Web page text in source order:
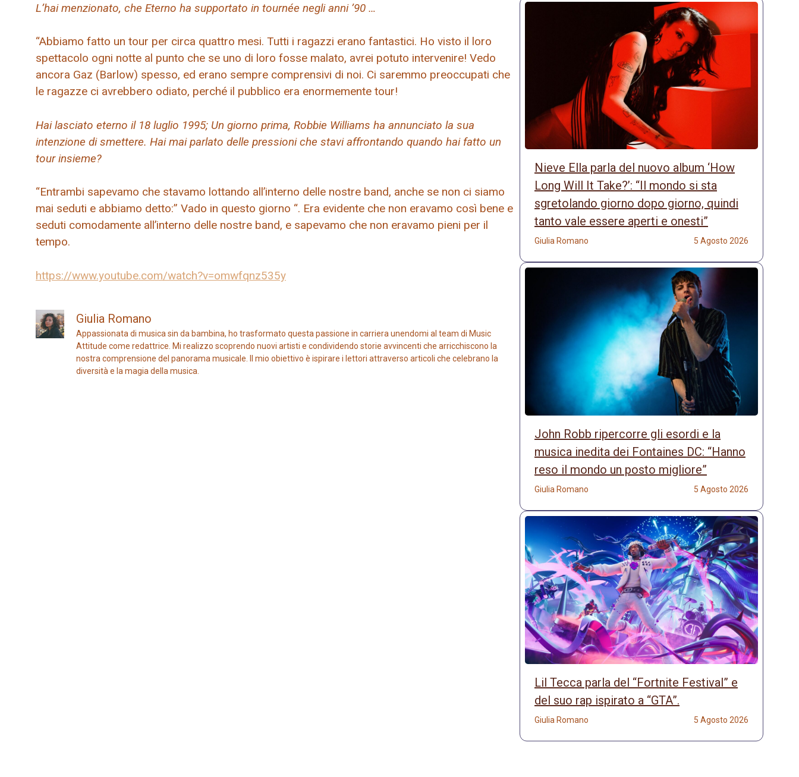
L’hai menzionato, che Eterno ha supportato in tournée negli anni ’90 …
“Abbiamo fatto un tour per circa quattro mesi. Tutti i ragazzi erano fantastici. Ho visto il loro
spettacolo ogni notte al punto che se uno di loro fosse malato, avrei potuto intervenire! Vedo
ancora Gaz (Barlow) spesso, ed erano sempre comprensivi di noi. Ci saremmo preoccupati che
le ragazze ci avrebbero odiato, perché il pubblico era enormemente tour!
Hai lasciato eterno il 18 luglio 1995; Un giorno prima, Robbie Williams ha annunciato la sua
intenzione di smettere. Hai mai parlato delle pressioni che stavi affrontando quando hai fatto un
tour insieme?
“Entrambi sapevamo che stavamo lottando all’interno delle nostre band, anche se non ci siamo
mai seduti e abbiamo detto:” Vado in questo giorno “. Era evidente che non eravamo così bene e
seduti comodamente all’interno delle nostre band, e sapevamo che non eravamo pieni per il
tempo.
https://www.youtube.com/watch?v=omwfqnz535y
Giulia Romano
Appassionata di musica sin da bambina, ho trasformato questa passione in carriera unendomi al team di Music
Attitude come redattrice. Mi realizzo scoprendo nuovi artisti e condividendo storie avvincenti che arricchiscono la
nostra comprensione del panorama musicale. Il mio obiettivo è ispirare i lettori attraverso articoli che celebrano la
diversità e la magia della musica.
Nieve Ella parla del nuovo album ‘How
Long Will It Take?’: “Il mondo si sta
sgretolando giorno dopo giorno, quindi
tanto vale essere aperti e onesti”
Giulia Romano 5 Agosto 2026
John Robb ripercorre gli esordi e la
musica inedita dei Fontaines DC: “Hanno
reso il mondo un posto migliore”
Giulia Romano 5 Agosto 2026
Lil Tecca parla del “Fortnite Festival” e
del suo rap ispirato a “GTA”.
Giulia Romano 5 Agosto 2026